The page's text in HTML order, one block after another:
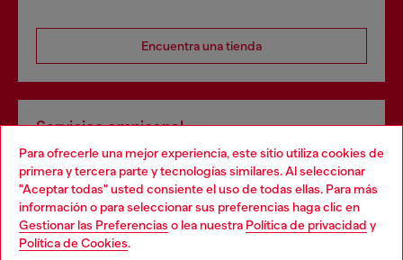
Para ofrecerle una mejor experiencia, este sitio utiliza cookies de
primera y tercera parte y tecnologías similares. Al seleccionar
"Aceptar todas" usted consiente el uso de todas ellas. Para más
información o para seleccionar sus preferencias haga clic en
Gestionar las Preferencias o lea nuestra Política de privacidad y
Política de Cookies.
Encuentra una tienda
Servicios omnicanal
Descubre todos nuestros servicios, tanto en línea como
en la tienda.
Choose your location
You are currently browsing España website, but it seems you
may be based in United States